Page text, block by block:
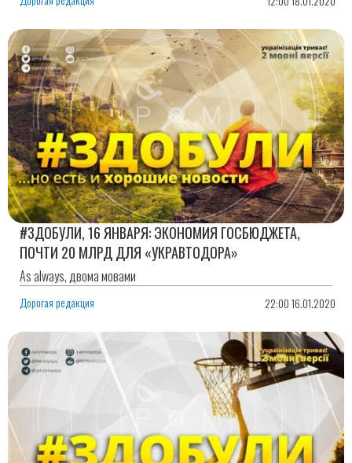
#ЗДОБУЛИ, 16 ЯНВАРЯ: ЭКОНОМИЯ ГОСБЮДЖЕТА,
ПОЧТИ 20 МЛРД ДЛЯ «УКРАВТОДОРА»
As always, двома мовами
Дорогая редакция 22:00 16.01.2020